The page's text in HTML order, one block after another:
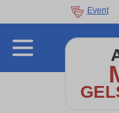
Event